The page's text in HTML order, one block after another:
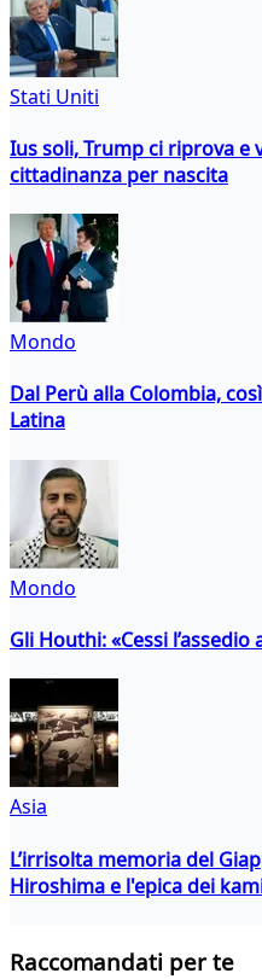
Stati Uniti
Ius soli, Trump ci riprova e
cittadinanza per nascita
Mondo
Dal Perù alla Colombia,
Latina
Mondo
Gli Houthi: «Cessi
Asia
L’irrisolta memoria del
Hiroshima e l'epica dei
Raccomandati per te